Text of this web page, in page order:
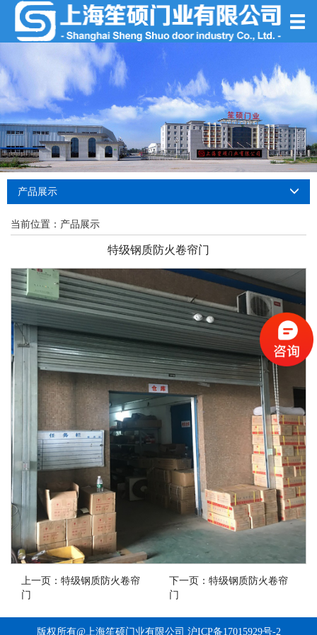
产品展示
当前位置： 产品展示
特级钢质防火卷帘门
上一页： 特级钢质防火卷帘
门
下一页： 特级钢质防火卷帘
门
版权所有@上海笙硕门业有限公司 沪ICP备17015929号-2